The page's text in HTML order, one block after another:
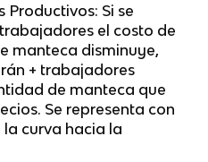
Productivos: Si se
el costo de
manteca disminuye,
+ trabajadores
de manteca que
Se representa con
curva hacia la